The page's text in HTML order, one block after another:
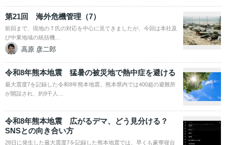
第21回 海外危機管理（7）
前回まで、現地のＴ氏の対応を中心に見てきましたが、今回は本社及
び中東地域の統括機…
高原 彦二郎
令和8年熊本地震 猛暑の被災地で熱中症を避ける
最大震度7を記録した令和8年熊本地震。熊本県内では400超の避難所
が開設され、約9千人…
令和8年熊本地震 広がるデマ、どう見分ける？
SNSとの向き合い方
28日に発生した最大震度7を記録した熊本地震では、早くも豪華寝台